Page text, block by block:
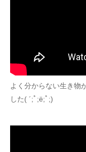
よく分からない生き物
した( ´;ﾟ;ё;ﾟ;)